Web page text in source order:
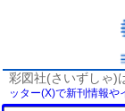
彩図社(さいずしゃ)
ッター(X)で新刊情報